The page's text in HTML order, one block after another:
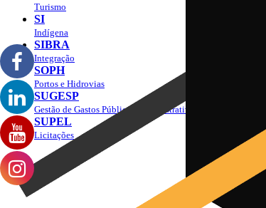
Turismo
SI
Indígena
SIBRA
Integração
SOPH
Portos e Hidrovias
SUGESP
Gestão de Gastos Públicos Administrativos
SUPEL
Licitações